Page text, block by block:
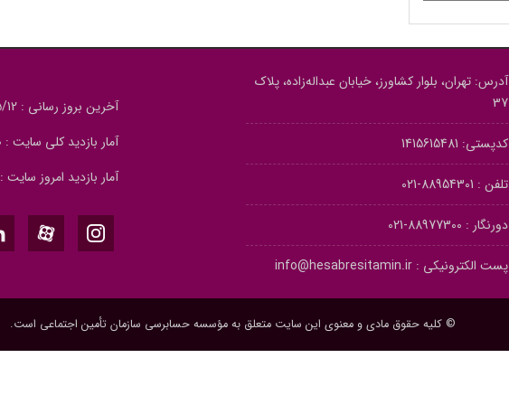
آدرس: تهران، بلوار کشاورز، خیابان عبداله‌زاده، پلاک
37
کدپستی: 1415615481
تلفن : 88954301-021
دورنگار : 88977300-021
پست الکترونیکی : info@hesabresitamin.ir
آخرین بروز رسانی : 1405/05/12
آمار بازدید کلی سایت : 905550
آمار بازدید امروز سایت : 46
© کلیه حقوق مادی و معنوی این سایت متعلق به مؤسسه حسابرسی سازمان تأمین اجتماعی است.